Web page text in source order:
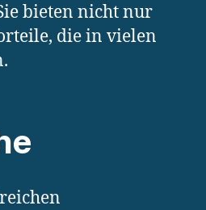
bieten nicht nur
die in vielen